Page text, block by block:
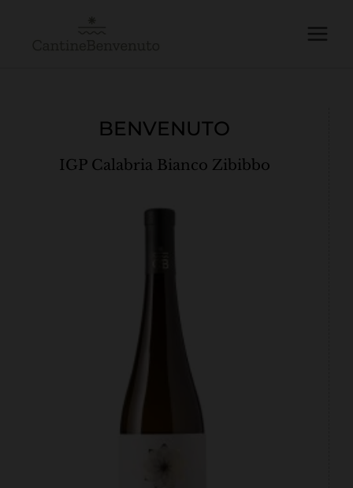
Menu
BENVENUTO
IGP Calabria Bianco Zibibbo